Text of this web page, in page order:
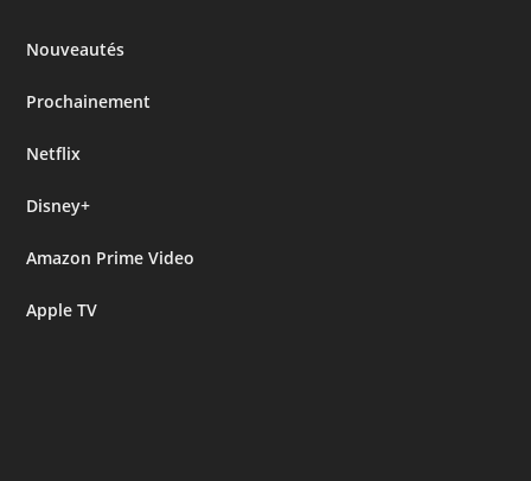
Nouveautés
Prochainement
Netflix
Disney+
Amazon Prime Video
Apple TV